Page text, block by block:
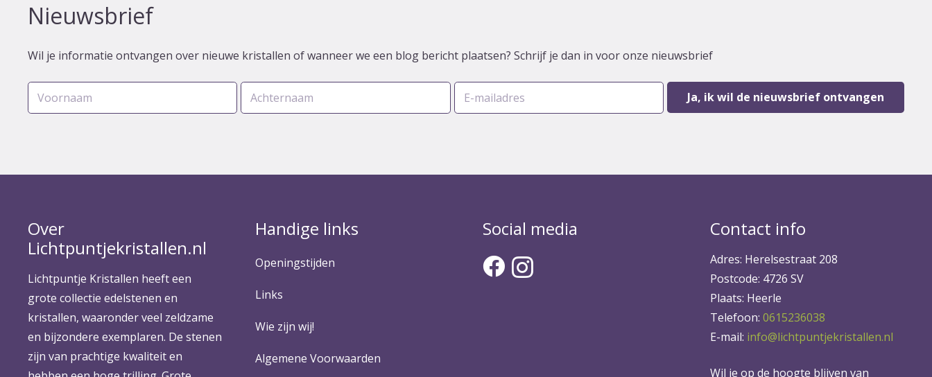
Nieuwsbrief
Wil je informatie ontvangen over nieuwe kristallen of wanneer we een blog bericht plaatsen? Schrijf je dan in voor onze nieuwsbrief
Over
Lichtpuntjekristallen.nl
Lichtpuntje Kristallen heeft een
grote collectie edelstenen en
kristallen, waaronder veel zeldzame
en bijzondere exemplaren. De stenen
zijn van prachtige kwaliteit en
Handige links
Openingstijden
Links
Wie zijn wij!
Algemene Voorwaarden
Social media Contact info
Adres: Herelsestraat 208
Postcode: 4726 SV
Plaats: Heerle
Telefoon: 0615236038
E-mail: info@lichtpuntjekristallen.nl
Wil je op de hoogte blijven van